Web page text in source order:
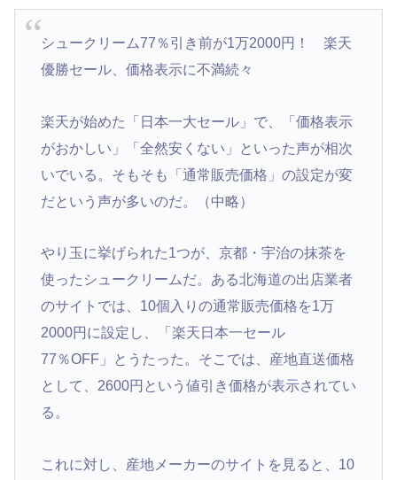
シュークリーム77％引き前が1万2000円！ 楽天
優勝セール、価格表示に不満続々
楽天が始めた「日本一大セール」で、「価格表示
がおかしい」「全然安くない」といった声が相次
いでいる。そもそも「通常販売価格」の設定が変
だという声が多いのだ。
（中略）
やり玉に挙げられた1つが、京都・宇治の抹茶を
使ったシュークリームだ。ある北海道の出店業者
のサイトでは、10個入りの通常販売価格を1万
2000円に設定し、「楽天日本一セール
77％OFF」とうたった。そこでは、産地直送価格
として、2600円という値引き価格が表示されてい
る。
これに対し、産地メーカーのサイトを見ると、10